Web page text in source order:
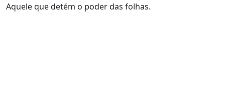
Aquele que detém o poder das folhas.